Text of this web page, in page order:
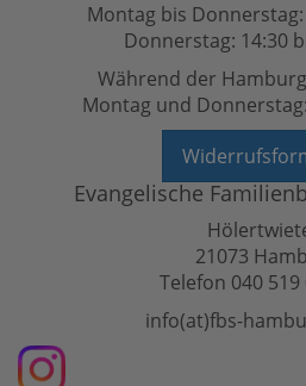
Montag bis Donnerstag:
Donnerstag: 14:30
Während der
Montag und
Evangelische
21073
Telefon 040 519
info(at)fbs-